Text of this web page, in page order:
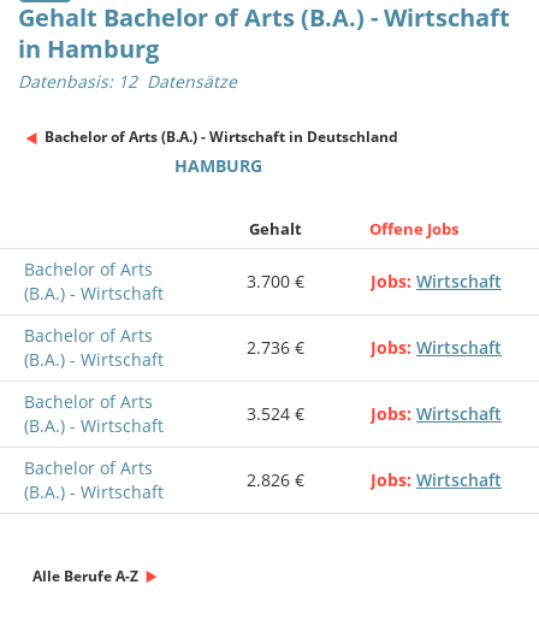
Gehalt Bachelor of Arts (B.A.) - Wirtschaft
in Hamburg
Datenbasis: 12 Datensätze
Bachelor of Arts (B.A.) - Wirtschaft in Deutschland
HAMBURG
Gehalt Offene Jobs
Bachelor of Arts
(B.A.) - Wirtschaft
3.700 € Jobs Wirtschaft
Bachelor of Arts
(B.A.) - Wirtschaft
2.736 € Jobs Wirtschaft
Bachelor of Arts
(B.A.) - Wirtschaft
3.524 € Jobs Wirtschaft
Bachelor of Arts
(B.A.) - Wirtschaft
2.826 € Jobs Wirtschaft
Alle Berufe A-Z